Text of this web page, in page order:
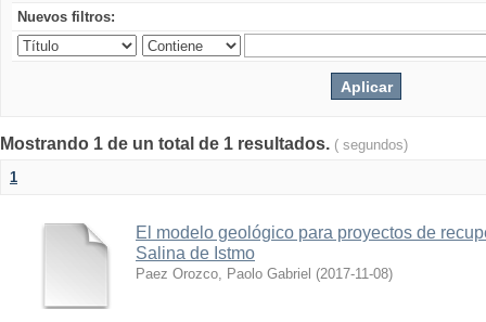
Nuevos filtros:
Mostrando 1 de un total de 1 resultados. ( segundos)
1
El modelo geológico para proyectos de
Salina de Istmo
Paez Orozco, Paolo Gabriel (2017-11-08)